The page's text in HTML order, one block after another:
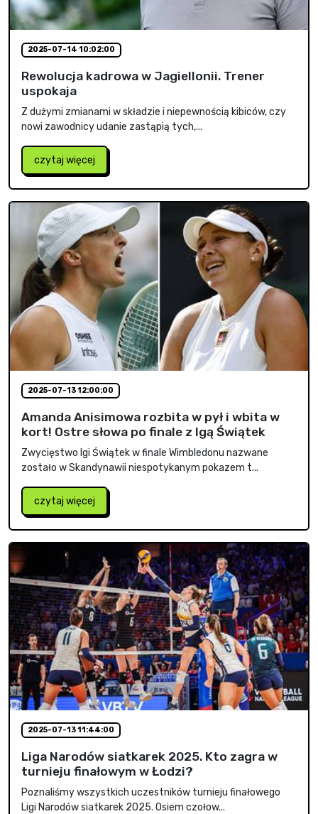
2025-07-14 10:02:00
Rewolucja kadrowa w Jagiellonii. Trener
uspokaja
Z dużymi zmianami w składzie i niepewnością kibiców, czy
nowi zawodnicy udanie zastąpią tych,...
czytaj więcej
2025-07-13 12:00:00
Amanda Anisimowa rozbita w pył i wbita w
kort! Ostre słowa po finale z Igą Świątek
Zwycięstwo Igi Świątek w finale Wimbledonu nazwane
zostało w Skandynawii niespotykanym pokazem t...
czytaj więcej
2025-07-13 11:44:00
Liga Narodów siatkarek 2025. Kto zagra w
turnieju finałowym w Łodzi?
Poznaliśmy wszystkich uczestników turnieju finałowego
Ligi Narodów siatkarek 2025. Osiem czołow...